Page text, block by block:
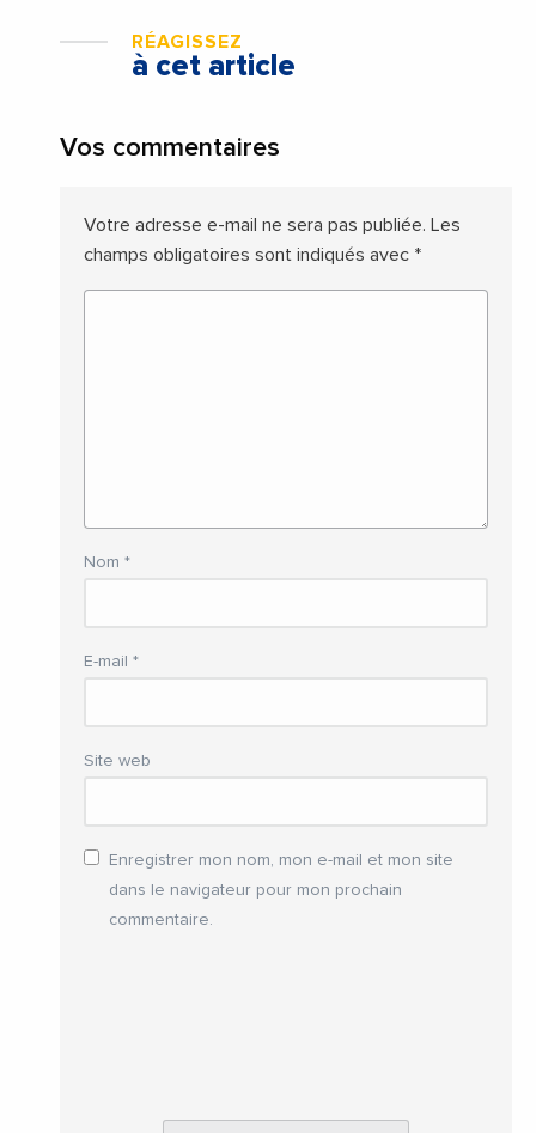
RÉAGISSEZ
à cet article
Vos commentaires
Votre adresse e-mail ne sera pas publiée. Les
champs obligatoires sont indiqués avec *
Nom *
E-mail *
Site web
Enregistrer mon nom, mon e-mail et mon site
dans le navigateur pour mon prochain
commentaire.